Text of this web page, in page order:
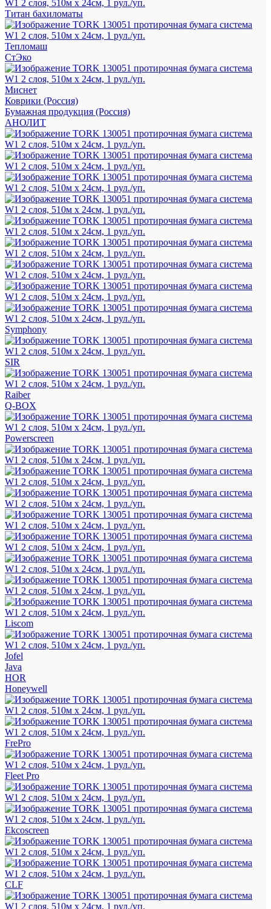
Титан бахиломаты
Тепломаш
СтЭко
Миснет
Коврики (Россия)
Бумажная продукция (Россия)
АНОЛИТ
Symphony
SIR
Raiber
Q-BOX
Powerscreen
Liscom
Jofel
Java
HOR
Honeywell
FrePro
Fleet Pro
Ekcoscreen
CLF